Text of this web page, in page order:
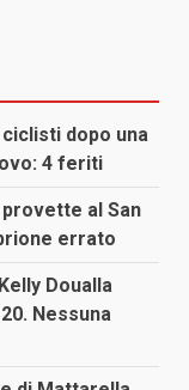
dopo una
4 feriti
al San
errato
Doualla
Nessuna